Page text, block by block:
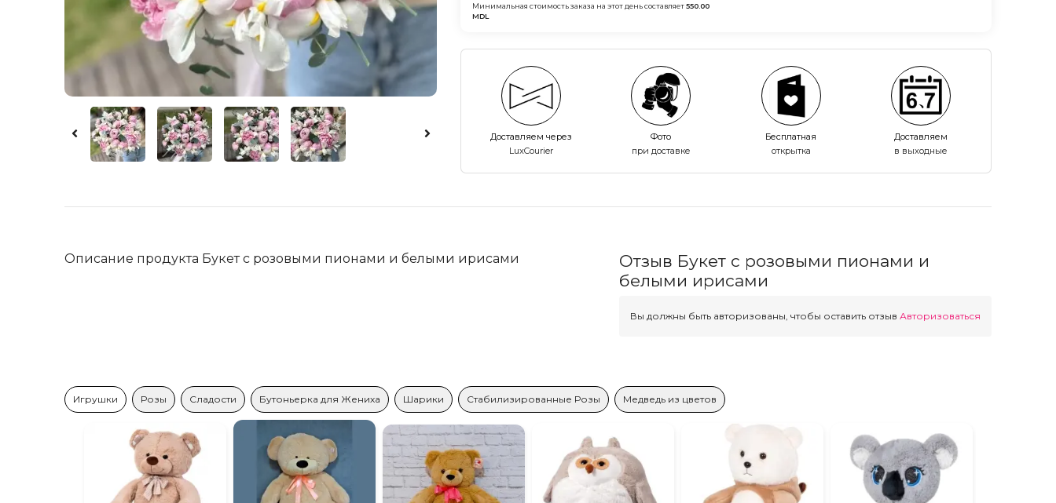
Минимальная стоимость заказа на этот день составляет550.00
MDL
Доставляем через
LuxCourier
Фото
при доставке
Бесплатная
открытка
Доставляем
в выходные
Описание продукта Букет с розовыми пионами и белыми ирисами
Отзыв Букет с розовыми пионами и
белыми ирисами
Вы должны быть авторизованы, чтобы оставить отзыв Авторизоваться
Игрушки Розы Сладости Бутоньерка для Жениха Шарики Стабилизированные Розы Медведь из цветов